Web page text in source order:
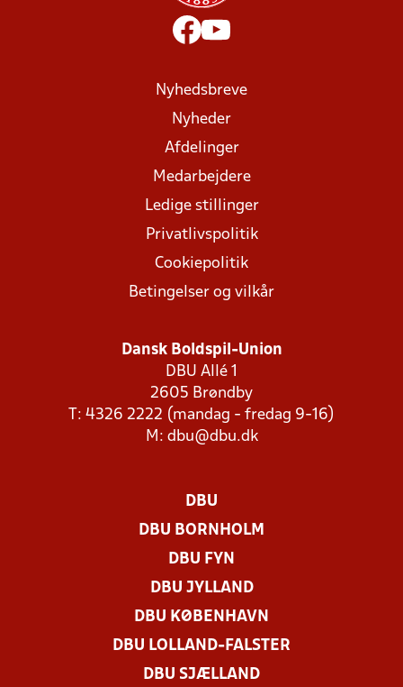
Nyhedsbreve
Nyheder
Afdelinger
Medarbejdere
Ledige stillinger
Privatlivspolitik
Cookiepolitik
Betingelser og vilkår
Dansk Boldspil-Union
DBU Allé 1
2605 Brøndby
T: 4326 2222 (mandag - fredag 9-16)
M: dbu@dbu.dk
DBU
DBU BORNHOLM
DBU FYN
DBU JYLLAND
DBU KØBENHAVN
DBU LOLLAND-FALSTER
DBU SJÆLLAND